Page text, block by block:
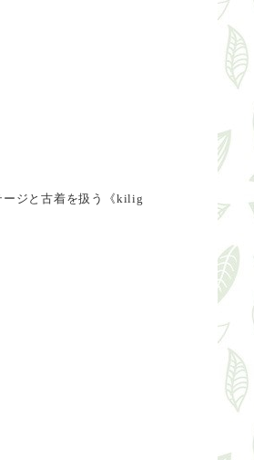
ジと古着を扱う《kilig